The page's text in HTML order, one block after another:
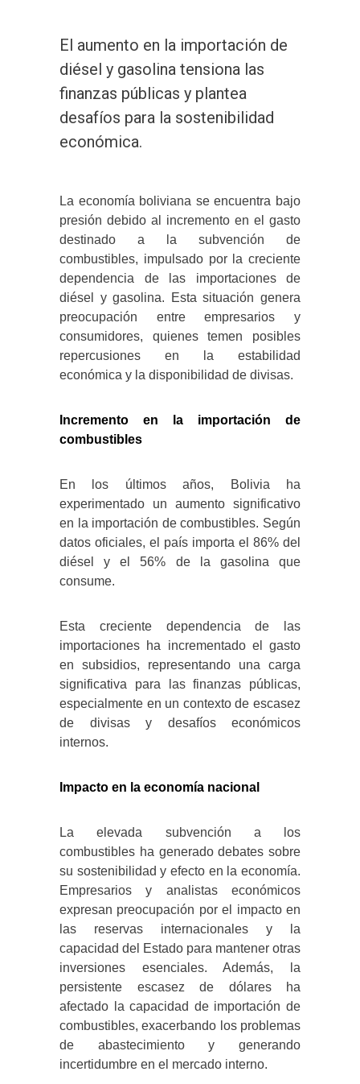
El aumento en la importación de
diésel y gasolina tensiona las
finanzas públicas y plantea
desafíos para la sostenibilidad
económica.
La economía boliviana se encuentra bajo
presión debido al incremento en el gasto
destinado a la subvención de
combustibles, impulsado por la creciente
dependencia de las importaciones de
diésel y gasolina. Esta situación genera
preocupación entre empresarios y
consumidores, quienes temen posibles
repercusiones en la estabilidad
económica y la disponibilidad de divisas.
Incremento en la importación de
combustibles
En los últimos años, Bolivia ha
experimentado un aumento significativo
en la importación de combustibles. Según
datos oficiales, el país importa el 86% del
diésel y el 56% de la gasolina que
consume.
Esta creciente dependencia de las
importaciones ha incrementado el gasto
en subsidios, representando una carga
significativa para las finanzas públicas,
especialmente en un contexto de escasez
de divisas y desafíos económicos
internos.
Impacto en la economía nacional
La elevada subvención a los
combustibles ha generado debates sobre
su sostenibilidad y efecto en la economía.
Empresarios y analistas económicos
expresan preocupación por el impacto en
las reservas internacionales y la
capacidad del Estado para mantener otras
inversiones esenciales. Además, la
persistente escasez de dólares ha
afectado la capacidad de importación de
combustibles, exacerbando los problemas
de abastecimiento y generando
incertidumbre en el mercado interno.